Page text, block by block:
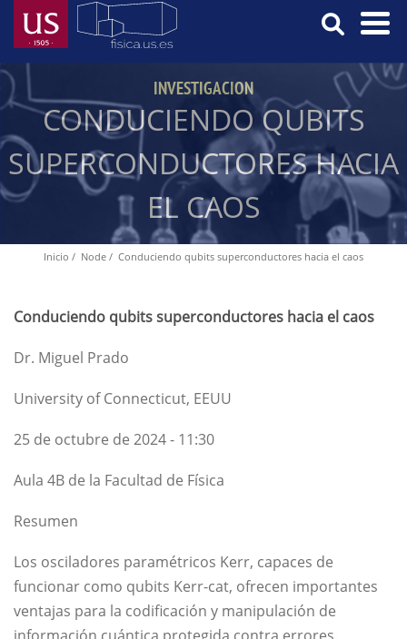
Skip
main
content
Menú
Principal
INVESTIGACION
CONDUCIENDO QUBITS
SUPERCONDUCTORES HACIA
EL CAOS
Breadcrumb
Inicio Node Conduciendo qubits superconductores hacia el caos
Conduciendo qubits superconductores hacia el caos
Dr. Miguel Prado
University of Connecticut, EEUU
25 de octubre de 2024 - 11:30
Aula 4B de la Facultad de Física
Resumen
Los osciladores paramétricos Kerr, capaces de
funcionar como qubits Kerr-cat, ofrecen importantes
ventajas para la codificación y manipulación de